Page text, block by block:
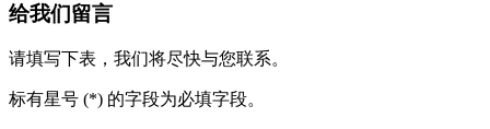
给我们留言
请填写下表，我们将尽快与您联系。
标有星号 (*) 的字段为必填字段。